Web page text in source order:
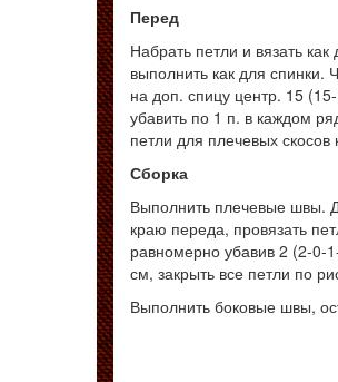
Перед
Набрать петли и вязать
выполнить как для
на доп. спицу центр. 15
убавить по 1 п. в каждом
петли для плечевых скосов
Сборка
Выполнить плечевые швы.
краю переда, провязать
равномерно убавив 2 (2-0-
см, закрыть все петли по
Выполнить боковые швы,